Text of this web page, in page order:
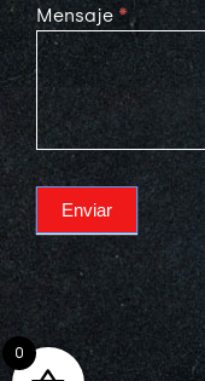
Mensaje *
Enviar
0